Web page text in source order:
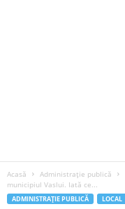
Acasă Administrație publică
municipiul Vaslui. Iată ce...
ADMINISTRAȚIE PUBLICĂ LOCAL